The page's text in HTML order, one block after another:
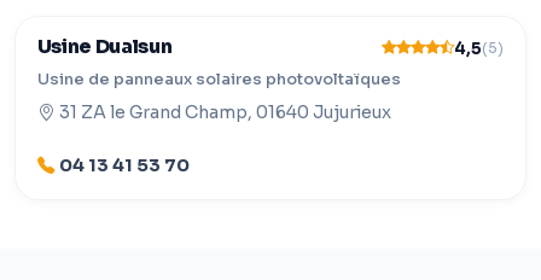
Usine Dualsun 4,5(5)
Usine de panneaux solaires photovoltaïques
31 ZA le Grand Champ, 01640 Jujurieux
04 13 41 53 70